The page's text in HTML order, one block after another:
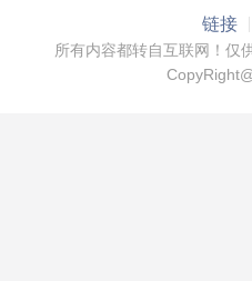
链接
所有内容都转自互联网！仅